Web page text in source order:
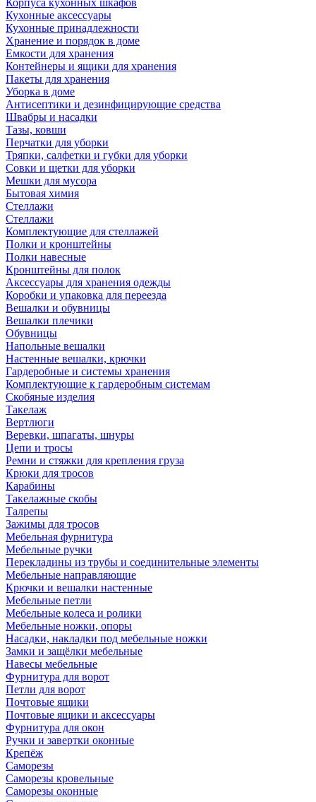
Корпуса кухонных шкафов
Кухонные аксессуары
Кухонные принадлежности
Хранение и порядок в доме
Емкости для хранения
Контейнеры и ящики для хранения
Пакеты для хранения
Уборка в доме
Антисептики и дезинфицирующие средства
Швабры и насадки
Тазы, ковши
Перчатки для уборки
Тряпки, салфетки и губки для уборки
Совки и щетки для уборки
Мешки для мусора
Бытовая химия
Стеллажи
Стеллажи
Комплектующие для стеллажей
Полки и кронштейны
Полки навесные
Кронштейны для полок
Аксессуары для хранения одежды
Коробки и упаковка для переезда
Вешалки и обувницы
Вешалки плечики
Обувницы
Напольные вешалки
Настенные вешалки, крючки
Гардеробные и системы хранения
Комплектующие к гардеробным системам
Скобяные изделия
Такелаж
Вертлюги
Веревки, шпагаты, шнуры
Цепи и тросы
Ремни и стяжки для крепления груза
Крюки для тросов
Карабины
Такелажные скобы
Талрепы
Зажимы для тросов
Мебельная фурнитура
Мебельные ручки
Перекладины из трубы и соединительные элементы
Мебельные направляющие
Крючки и вешалки настенные
Мебельные петли
Мебельные колеса и ролики
Мебельные ножки, опоры
Насадки, накладки под мебельные ножки
Замки и защёлки мебельные
Навесы мебельные
Фурнитура для ворот
Петли для ворот
Почтовые ящики
Почтовые ящики и аксессуары
Фурнитура для окон
Ручки и завертки оконные
Крепёж
Саморезы
Саморезы кровельные
Саморезы оконные